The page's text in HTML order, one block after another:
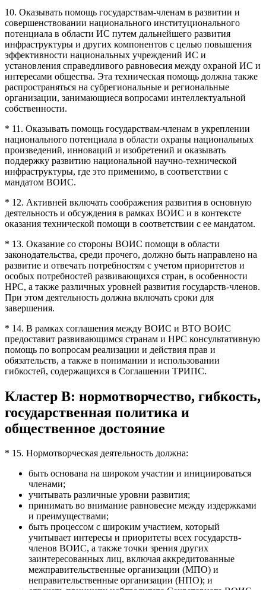
10. Оказывать помощь государствам-членам в развитии и
совершенствовании национального институционального
потенциала в области ИС путем дальнейшего развития
инфраструктуры и других компонентов с целью повышения
эффективности национальных учреждений ИС и
установления справедливого равновесия между охраной ИС и
интересами общества. Эта техническая помощь должна также
распространяться на субрегиональные и региональные
организации, занимающиеся вопросами интеллектуальной
собственности.
* 11. Оказывать помощь государствам-членам в укреплении
национального потенциала в области охраны национальных
произведений, инноваций и изобретений и оказывать
поддержку развитию национальной научно-технической
инфраструктуры, где это применимо, в соответствии с
мандатом ВОИС.
* 12. Активней включать соображения развития в основную
деятельность и обсуждения в рамках ВОИС и в контексте
оказания технической помощи в соответствии с ее мандатом.
* 13. Оказание со стороны ВОИС помощи в области
законодательства, среди прочего, должно быть направлено на
развитие и отвечать потребностям с учетом приоритетов и
особых потребностей развивающихся стран, в особенности
НРС, а также различных уровней развития государств-членов.
При этом деятельность должна включать сроки для
завершения.
* 14. В рамках соглашения между ВОИС и ВТО ВОИС
предоставит развивающимся странам и НРС консультативную
помощь по вопросам реализации и действия прав и
обязательств, а также в понимании и использовании
гибкостей, содержащихся в Соглашении ТРИПС.
Кластер B: нормотворчество, гибкость,
государственная политика и
общественное достояние
* 15. Нормотворческая деятельность должна:
быть основана на широком участии и инициироваться
членами;
учитывать различные уровни развития;
принимать во внимание равновесие между издержками
и преимуществами;
быть процессом с широким участием, который
учитывает интересы и приоритеты всех государств-
членов ВОИС, а также точки зрения других
заинтересованных лиц, включая аккредитованные
межправительственные организации (МПО) и
неправительственные организации (НПО); и